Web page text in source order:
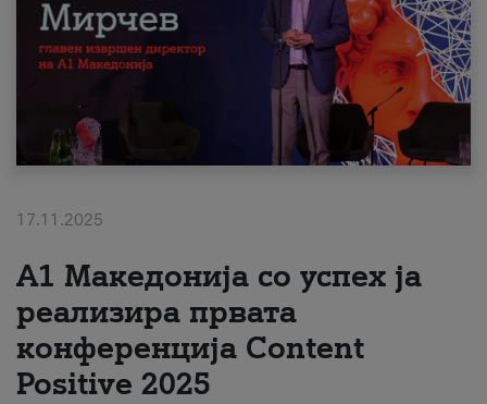
Приватни Деловни
Поддршка
Надополни кредит
#ПодобарОнлајн
17.11.2025
А1 Македонија со успех ја
реализира првата
конференција Content
Positive 2025